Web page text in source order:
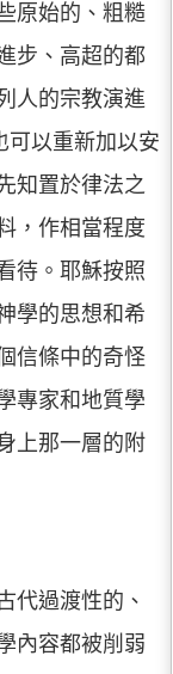
原始的、粗糙
步、高超的都
人的宗教演進
可以重新加以安
知置於律法之
，作相當程度
待。耶穌按照
學的思想和希
信條中的奇怪
專家和地質學
上那一層的附
代過渡性的、
內容都被削弱